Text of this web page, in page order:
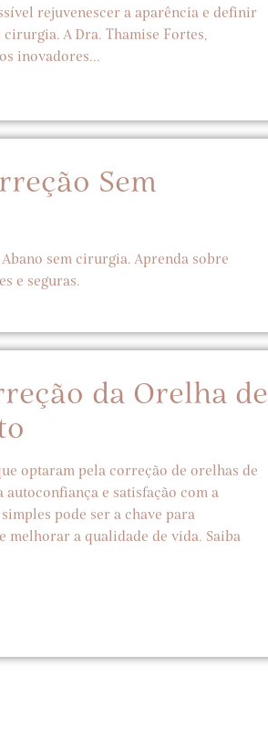
rejuvenescer a aparência e definir
A Dra. Thamise Fortes,
inovadores...
Sem
sem cirurgia. Aprenda sobre
e seguras.
da Orelha de
optaram pela correção de orelhas de
e satisfação com a
pode ser a chave para
melhorar a qualidade de vida. Saiba